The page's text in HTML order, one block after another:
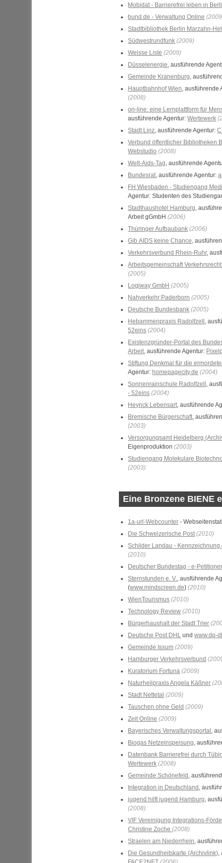
Mobidat - Barrierefrei leben in
bund.de - VerwaltungOnline
Stadtbibliothek Berlin Marzahn-
Südwestrundfunk (2009)
Weisse Liste (2009)
Düsselenergie, ausführende
Gemeinde Kranenburg,
Hauptbahnhof Wien, ausführende
(2008)
on-line: eine Lernplattform für
ausführende Agentur:Wertewerk
Stadt Linz, ausführende Agentur:
Verbund öffentlicher Bibliotheken
Webstudio (2008)
Welt-Aids-Tag, ausführende
Bundesrat, ausführende Agentur:
FH Wiesbaden - Studiengang
Agentur: Studenten des
Stadthaushotel Hamburg,
Arbeit gGmbH(2006)
Thüringer Aufbaubank (2006)
GibAIDS keine Chance,
Verkehrsverbund Rhein-Ruhr,
Arbeitsgemeinschaft
(2005)
LogiwayGmbH (2005)
Nahverkehr Paderborn (2005)
Deutsche Bundesbank (2005)
Hebammenpraxis Radolfzell ,
52eins (2004)
Existenzgründer-Portal des
Arbeit, ausführende Agentur:
Stiftung Denkmal für die
Agentur: homepagecity.de (2004)
Sonnenrainschule Radolfzell ,
- 52eins (2004)
Heynck Lebensart, ausführende
Bremische Bürgerschaft,
(2003)
Versorgungsamt Heidelberg
Eigenproduktion(2003)
Studiengang Molekulare
(2003)
Eine Bronzene BIENE
1a-url-Webcounter -
Die Schweizerische Post (2010)
Schilder Landau -
(2010)
Deutscher Bundestag - e-
Sternstundene. V., ausführende
(www.mindscreen.de)(2010)
WienTourismus (2010)
Technology Review (2010)
Bürgerhaushalt der Stadt Trier
Deutsche Post DHL undwww.dp-
Gemeinde Issum (2009)
Hamburger Verkehrsverbund
Kuratorium Fortuna (2009)
Naturheilpraxis Angela Käßner
Stadt Nettetal (2009)
Tauschen ohne Geld (2009)
ZeitOnline (2009)
Bayerisches Verwaltungsportal ,
Biogas Netzeinspeisung,
Datenbank Barrierefrei durch
Wertewerk (2008)
Gemeinde Schönefeld ,
Integration in Deutschland ,
jugend hilft jugend Hamburg,
(2008)
VIF Vereinigung Integrations-
Christine Zoche(2008)
Straelen am Niederrhein,
Die Gesundheitskarte (Archivlink),